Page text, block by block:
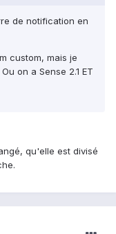
de notification en
custom, mais je
on a Sense 2.1 ET
qu'elle est divisé